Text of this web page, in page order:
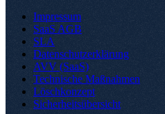
Impressum
SaaS AGB
SLA
Datenschutzerklärung
AVV (SaaS)
Technische Maßnahmen
Löschkonzept
Sicherheitsübersicht